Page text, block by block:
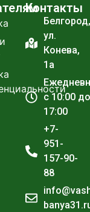
Контакты
Белгород,
ул.
Конева,
1а
с 10:00 до
17:00
+7-
951-
157-90-
88